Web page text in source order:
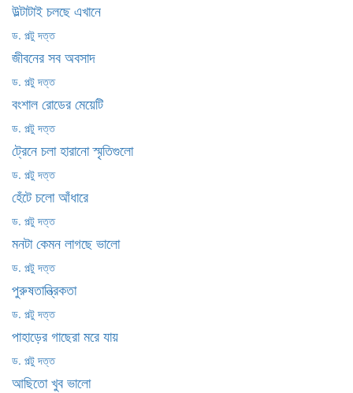
উল্টাটাই চলছে এখানে
ড. পল্টু দত্ত
জীবনের সব অবসাদ
ড. পল্টু দত্ত
বংশাল রোডের মেয়েটি
ড. পল্টু দত্ত
ট্রেনে চলা হারানো স্মৃতিগুলো
ড. পল্টু দত্ত
হেঁটে চলো আঁধারে
ড. পল্টু দত্ত
মনটা কেমন লাগছে ভালো
ড. পল্টু দত্ত
পুরুষতান্ত্রিকতা
ড. পল্টু দত্ত
পাহাড়ের গাছেরা মরে যায়
ড. পল্টু দত্ত
আছিতো খুব ভালো